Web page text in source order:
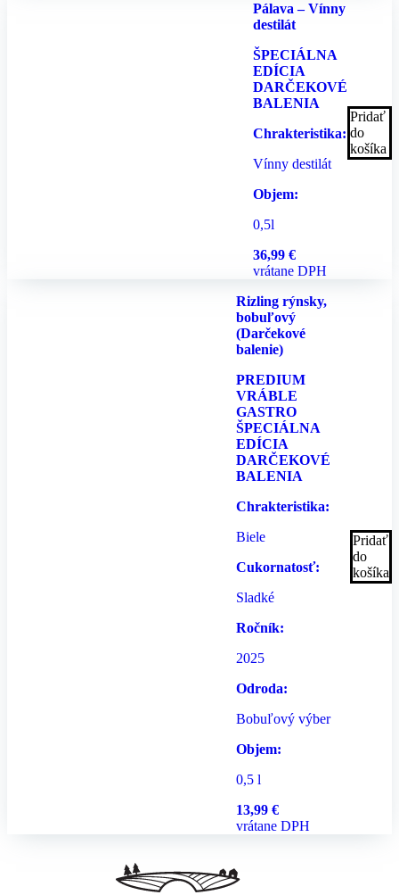
Pálava – Vínny
destilát
ŠPECIÁLNA
EDÍCIA
DARČEKOVÉ
BALENIA
Chrakteristika:
Vínny destilát
Objem:
0,5l
36,99 €
vrátane DPH
Pridať
do
košíka
Rizling rýnsky,
bobuľový
(Darčekové
balenie)
PREDIUM
VRÁBLE
GASTRO
ŠPECIÁLNA
EDÍCIA
DARČEKOVÉ
BALENIA
Chrakteristika:
Biele
Cukornatosť:
Sladké
Ročník:
2025
Odroda:
Bobuľový výber
Objem:
0,5 l
13,99€
vrátane DPH
Pridať
do
košíka